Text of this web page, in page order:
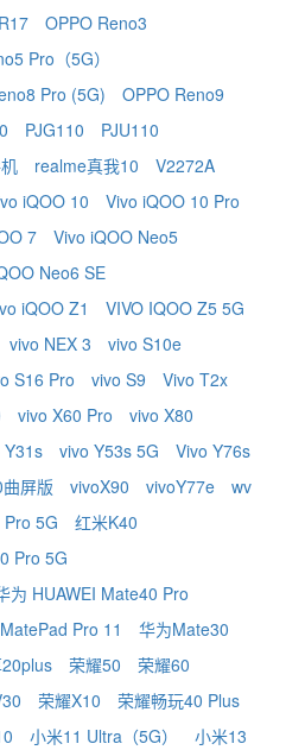
OPPO Reno3
Pro（5G）
Pro (5G)
OPPO Reno9
PJG110
PJU110
realme真我10
V2272A
iQOO 10
Vivo iQOO 10 Pro
7
Vivo iQOO Neo5
Neo6 SE
iQOO Z1
VIVO IQOO Z5 5G
vivo NEX 3
vivo S10e
S16 Pro vivo S9
Vivo T2x
vivo X60 Pro
vivo X80
Y31s vivo Y53s 5G
Vivo Y76s
屏版 vivoX90 vivoY77e
wv
5G
红米K40
Pro 5G
为 HUAWEI Mate40 Pro
Pro 11
华为Mate30
荣耀50
荣耀60
荣耀X10
荣耀畅玩40 Plus
小米11 Ultra（5G）
小米13